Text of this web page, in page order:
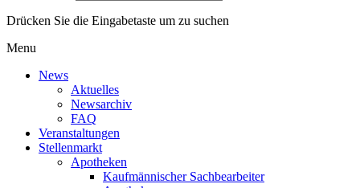
Drücken Sie die Eingabetaste um zu suchen
Menu
News
Aktuelles
Newsarchiv
FAQ
Veranstaltungen
Stellenmarkt
Apotheken
Kaufmännischer Sachbearbeiter